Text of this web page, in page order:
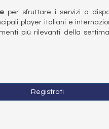
per sfruttare i servizi a
player italiani e
più rilevanti della
Registrati